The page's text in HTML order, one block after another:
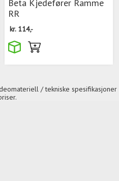
RR
kr. 114,-
/ tekniske spesifikasjoner